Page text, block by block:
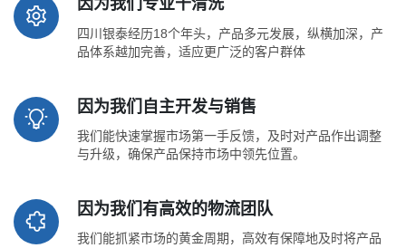
因为我们专业干清洗
四川银泰经历18个年头，产品多元发展，纵横加深，产
品体系越加完善，适应更广泛的客户群体
因为我们自主开发与销售
我们能快速掌握市场第一手反馈，及时对产品作出调整
与升级，确保产品保持市场中领先位置。
因为我们有高效的物流团队
我们能抓紧市场的黄金周期，高效有保障地及时将产品